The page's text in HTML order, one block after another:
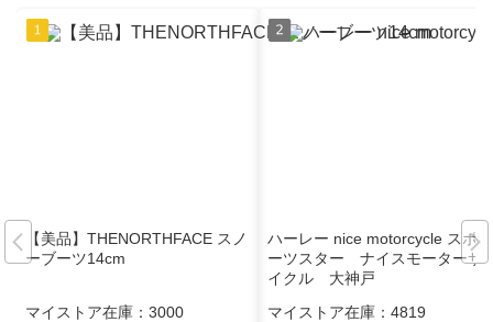
【美品】THENORTHFACE スノ
ーブーツ14cm
マイストア在庫： 3000
ハーレー nice motorcycle スポ
ーツスター ナイスモーターサ
イクル 大神戸
マイストア在庫： 4819